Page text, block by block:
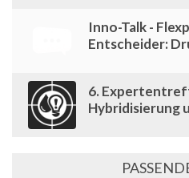
Inno-Talk -
Entscheider:
6.
Hybridisierung